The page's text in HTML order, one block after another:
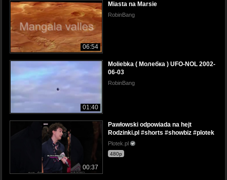
06:54
Miasta na Marsie
RobinBang
01:40
Moliebka ( Молебка ) UFO-NOL 2002-
06-03
RobinBang
00:37
Pawłowski odpowiada na hejt
Rodzinki.pl #shorts #showbiz #plotek
Plotek.pl
480p